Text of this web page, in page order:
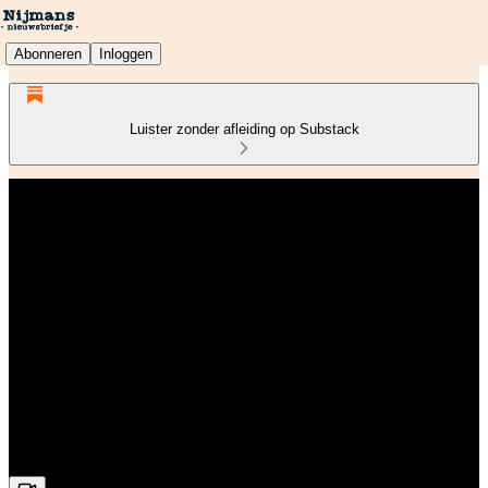
Abonneren Inloggen
Luister zonder afleiding op Substack